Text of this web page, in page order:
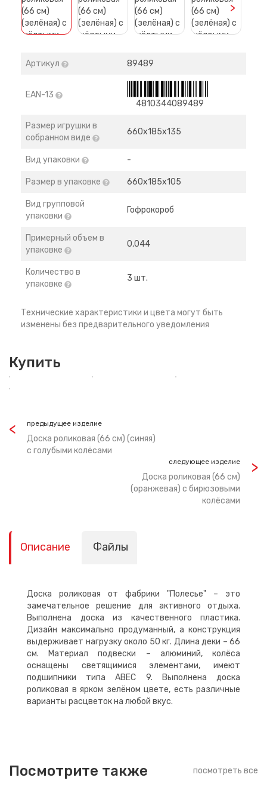
>
Артикул 89489
EAN-13
4810344089489
Размер игрушки в
собранном виде
660х185х135
Вид упаковки -
Размер в упаковке 660х185х105
Вид групповой
упаковки
Гофрокороб
Примерный объем в
упаковке
0,044
Количество в
упаковке
3 шт.
Технические характеристики и цвета могут быть
изменены без предварительного уведомления
Купить
предыдущее изделие
Доска роликовая (66 см) (синяя)
с голубыми колёсами
следующее изделие
Доска роликовая (66 см)
(оранжевая) с бирюзовыми
колёсами
Описание Файлы
Доска роликовая от фабрики "Полесье" – это
замечательное решение для активного отдыха.
Выполнена доска из качественного пластика.
Дизайн максимально продуманный, а конструкция
выдерживает нагрузку около 50 кг. Длина деки – 66
см. Материал подвески – алюминий, колёса
оснащены светящимися элементами, имеют
подшипники типа АВЕС 9. Выполнена доска
роликовая в ярком зелёном цвете, есть различные
варианты расцветок на любой вкус.
Посмотрите также посмотреть все